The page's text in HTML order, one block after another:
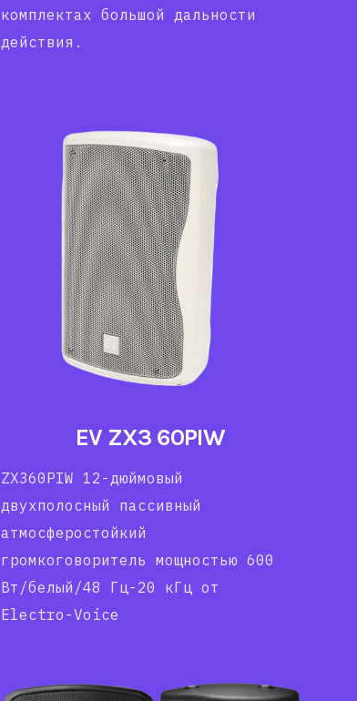
комплектах большой дальности
действия.
EV ZX3 60PIW
ZX360PIW 12-дюймовый
двухполосный пассивный
атмосферостойкий
громкоговоритель мощностью 600
Вт/белый/48 Гц-20 кГц от
Electro-Voice